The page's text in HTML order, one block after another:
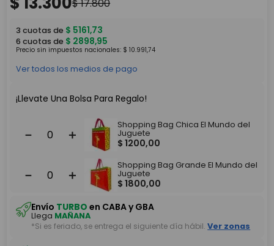
$17.800
3 cuotas de $ 5161,73
6 cuotas de $ 2898,95
Precio sin impuestos nacionales: $ 10.991,74
Ver todos los medios de pago
¡Llevate Una Bolsa Para Regalo!
＋
－
Shopping Bag Chica El Mundo del
Juguete
$ 1200,00
＋
－
Shopping Bag Grande El Mundo del
Juguete
$ 1800,00
Envío TURBO en CABA y GBA
Llega MAÑANA
*Si es feriado, se entrega el siguiente día hábil. Ver zonas